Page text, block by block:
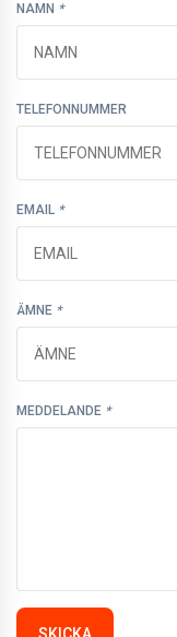
NAMN *
TELEFONNUMMER
EMAIL *
ÄMNE *
MEDDELANDE *